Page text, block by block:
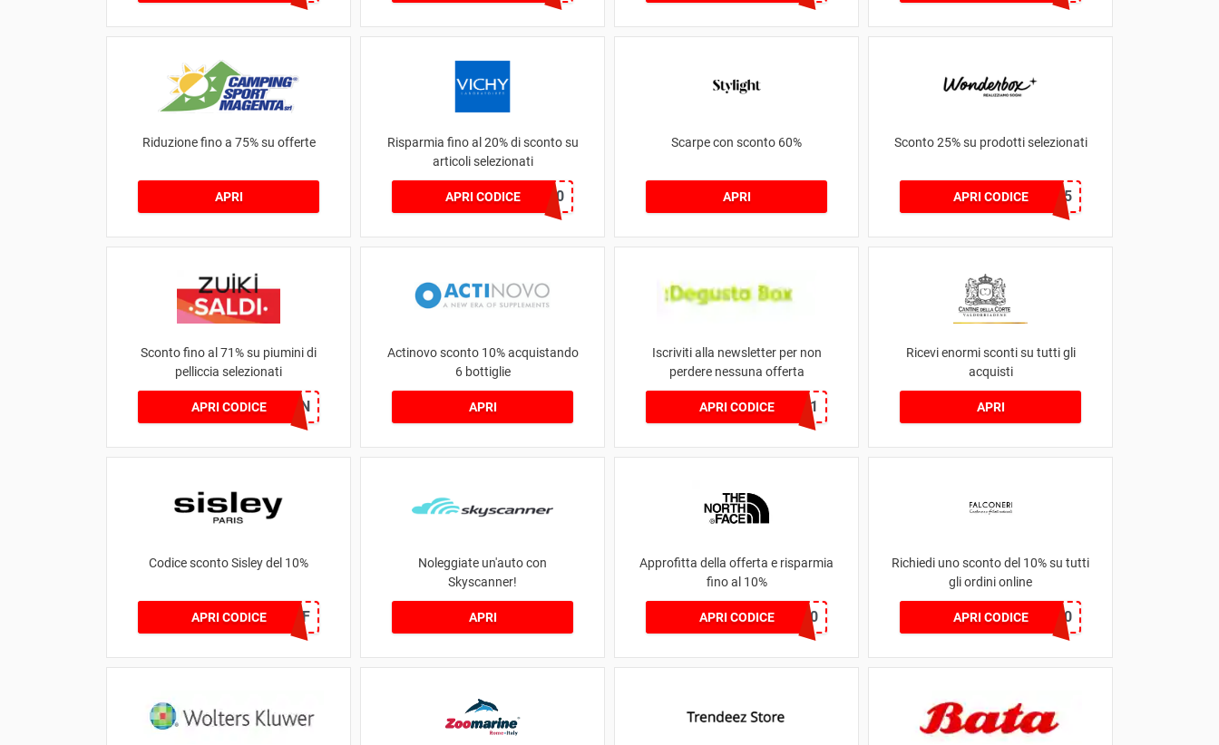
Riduzione fino a 75% su offerte
APRI
Risparmia fino al 20% di sconto su
articoli selezionati
APRI CODICENIKE20
Scarpe con sconto 60%
APRI
Sconto 25% su prodotti selezionati
APRI CODICE JDL25
Sconto fino al 71% su piumini di
pelliccia selezionati
APRI CODICE SCAN
Actinovo sconto 10% acquistando
6 bottiglie
APRI
Iscriviti alla newsletter per non
perdere nessuna offerta
APRI CODICEWELCOME1
Ricevi enormi sconti su tutti gli
acquisti
APRI
Codice sconto Sisley del 10%
APRI CODICEOFF10AFF
Noleggiate un'auto con
Skyscanner!
APRI
Approfitta della offerta e risparmia
fino al 10%
APRI CODICE
NOUVEAU10
Richiedi uno sconto del 10% su tutti
gli ordini online
APRI CODICE
WELCOME10